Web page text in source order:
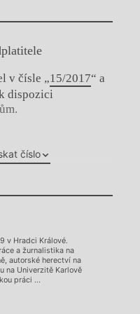
v čísle „15/2017“ a
dispozici
číslo
v Hradci Králové.
a žurnalistika na
autorské herectví na
na Univerzitě Karlově
práci ...